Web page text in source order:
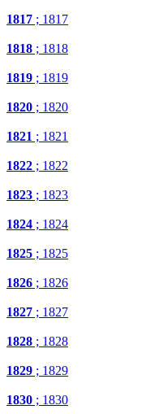
1817 ; 1817
1818 ; 1818
1819 ; 1819
1820 ; 1820
1821 ; 1821
1822 ; 1822
1823 ; 1823
1824 ; 1824
1825 ; 1825
1826 ; 1826
1827 ; 1827
1828 ; 1828
1829 ; 1829
1830 ; 1830